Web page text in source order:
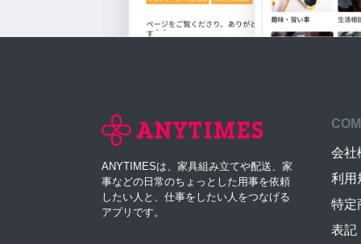
ANYTIMESは、家具組み立てや配送、家
事などの日常のちょっとした用事を依頼
したい人と、仕事をしたい人をつなげる
アプリです。
会社
利用
特定
表記